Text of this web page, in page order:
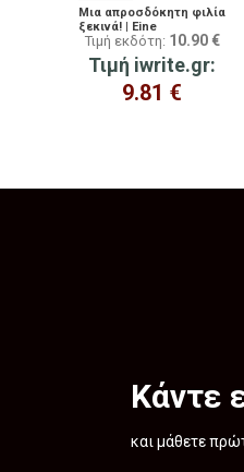
Μια απροσδόκητη φιλία
ξεκινά! | Eine
unerwartete
Freundschaft beginnt
Τιμή εκδότη: 10.90 €
Τιμή iwrite.gr:
9.81 €
Κάντε
και μάθετε